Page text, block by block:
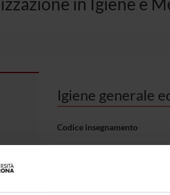
Igiene generale
Codice insegnamento